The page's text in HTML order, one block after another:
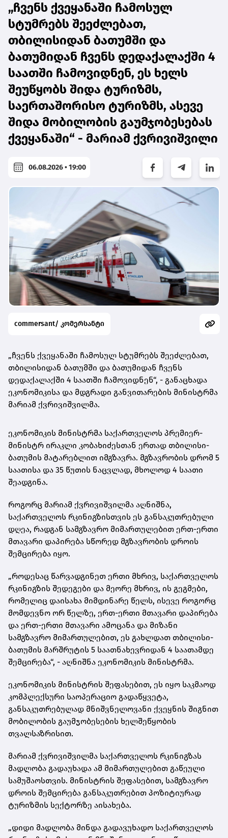
„ჩვენს ქვეყანაში ჩამოსულ
სტუმრებს შეეძლებათ,
თბილისიდან ბათუმში და
ბათუმიდან ჩვენს დედაქალაქში 4
საათში ჩამოვიდნენ, ეს ხელს
შეუწყობს შიდა ტურიზმს,
საერთაშორისო ტურიზმს, ასევე
შიდა მობილობის გაუმჯობესებას
ქვეყანაში“ - მარიამ ქვრივიშვილი
06.08.2026 • 19:00
commersant/ კომერსანტი
„ჩვენს ქვეყანაში ჩამოსულ სტუმრებს შეეძლებათ,
თბილისიდან ბათუმში და ბათუმიდან ჩვენს
დედაქალაქში 4 საათში ჩამოვიდნენ“, - განაცხადა
ეკონომიკისა და მდგრადი განვითარების მინისტრმა
მარიამ ქვრივიშვილმა.
ეკონომიკის მინისტრმა საქართველოს პრემიერ-
მინისტრ ირაკლი კობახიძესთან ერთად თბილისი-
ბათუმის მატარებლით იმგზავრა. მგზავრობის დრომ 5
საათისა და 35 წუთის ნაცვლად, მხოლოდ 4 საათი
შეადგინა.
როგორც მარიამ ქვრივიშვილმა აღნიშნა,
საქართველოს რკინიგზისთვის ეს განსაკუთრებული
დღეა, რადგან სამგზავრო მიმართულებით ერთ-ერთი
მთავარი დაპირება სწორედ მგზავრობის დროის
შემცირება იყო.
„როდესაც წარვადგინეთ ერთი მხრივ, საქართველოს
რკინიგზის შედეგები და მეორე მხრივ, ის გეგმები,
რომელიც დაისახა მიმდინარე წელს, ისევე როგორც
მომდევნო ორ წელზე, ერთ-ერთი მთავარი დაპირება
და ერთ-ერთი მთავარი ამოცანა და მიზანი
სამგზავრო მიმართულებით, ეს გახლდათ თბილისი-
ბათუმის მარშრუტის 5 საათნახევრიდან 4 საათამდე
შემცირება“, - აღნიშნა ეკონომიკის მინისტრმა.
ეკონომიკის მინისტრის შეფასებით, ეს იყო საკმაოდ
კომპლექსური საოპერაციო გადაწყვეტა,
განსაკუთრებულად მნიშვნელოვანი ქვეყნის შიგნით
მობილობის გაუმჯობესების ხელშეწყობის
თვალსაზრისით.
მარიამ ქვრივიშვილმა საქართველოს რკინიგზას
მადლობა გადაუხადა ამ მიმართულებით გაწეული
სამუშაოსთვის. მინისტრის შეფასებით, სამგზავრო
დროის შემცირება განსაკუთრებით პოზიტიურად
ტურიზმის სექტორზე აისახება.
„დიდი მადლობა მინდა გადავუხადო საქართველოს